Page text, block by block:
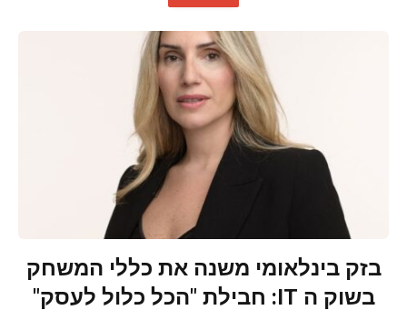
בזק בינלאומי משנה את כללי המשחק
בשוק ה IT: חבילת "הכל כלול לעסק"